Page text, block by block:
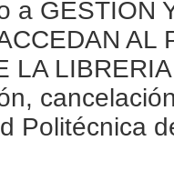
a GESTION
AL
LA
Politécnica